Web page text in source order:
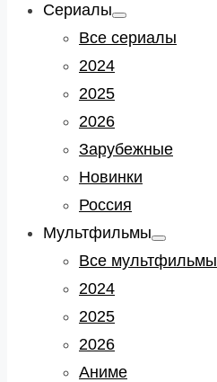
Сериалы
Show
sub
menu
Все сериалы
2024
2025
2026
Зарубежные
Новинки
Россия
Мультфильмы
Show
sub
menu
Все мультфильмы
2024
2025
2026
Аниме